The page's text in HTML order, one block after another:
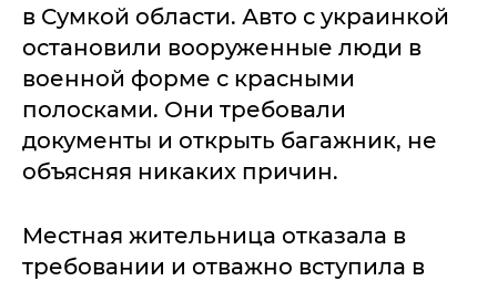
в Сумкой области. Авто с украинкой
остановили вооруженные люди в
военной форме с красными
полосками. Они требовали
документы и открыть багажник, не
объясняя никаких причин.
Местная жительница отказала в
требовании и отважно вступила в